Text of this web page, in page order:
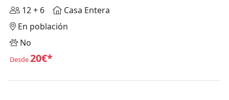
12 + 6
Casa Entera
En población
No
Desde20€*